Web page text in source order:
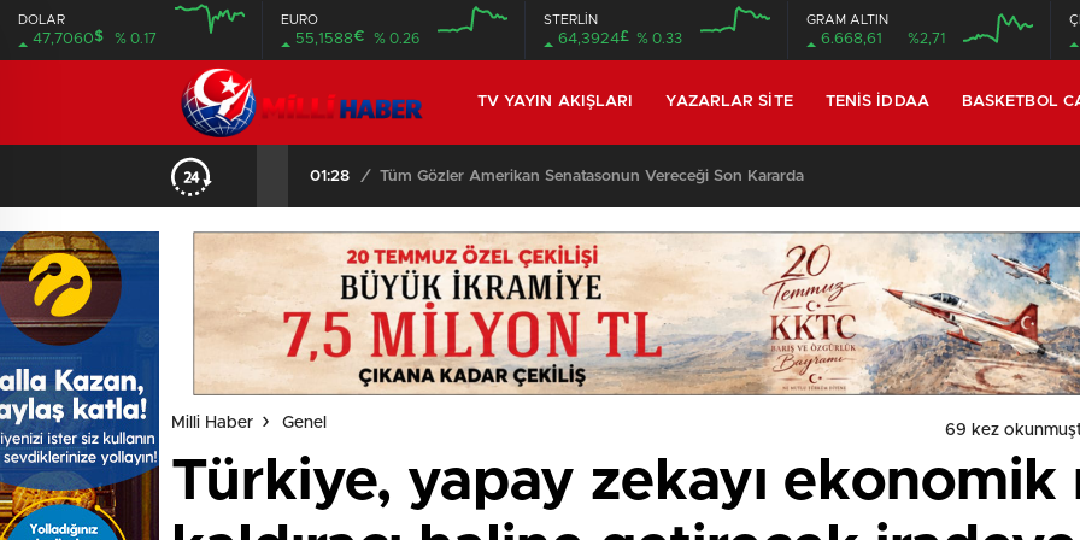
DOLAR
47,7060$ % 0.17
EURO
55,1588€ % 0.26
STERLİN
64,3924£ % 0.33
GRAM ALTIN
6.668,61 %2,71
TV YAYIN AKIŞLARI YAZARLAR SITE TENIS İDDAA BASKETBOL
01:28 / Tüm Gözler Amerikan Senatasonun Vereceği Son Kararda
Milli Haber Genel 69 kez
Türkiye, yapay zekayı ekonomik